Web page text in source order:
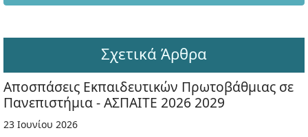
Σχετικά Άρθρα
Αποσπάσεις Εκπαιδευτικών Πρωτοβάθμιας σε
Πανεπιστήμια - ΑΣΠΑΙΤΕ 2026 2029
23 Ιουνίου 2026